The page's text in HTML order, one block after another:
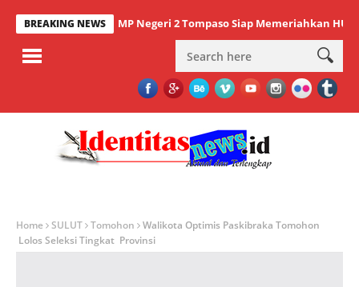
BREAKING NEWSSMP Negeri 2 Tompaso Siap Memeriahkan HUT RI ke-
Home SULUT Tomohon
Walikota Optimis Paskibraka Tomohon
Lolos Seleksi Tingkat Provinsi